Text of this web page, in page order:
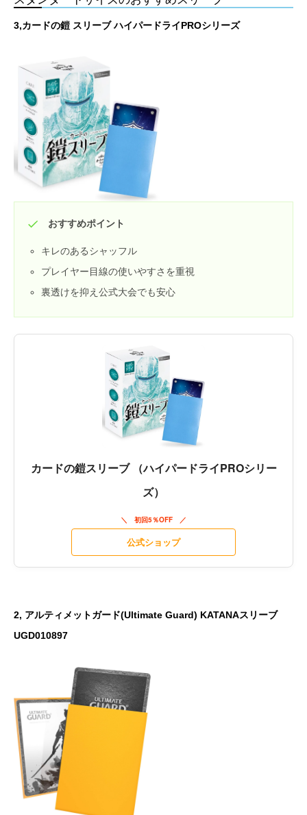
3,カードの鎧 スリーブ ハイパードライPROシリーズ
おすすめポイント
キレのあるシャッフル
プレイヤー目線の使いやすさを重視
裏透けを抑え公式大会でも安心
カードの鎧スリーブ （ハイパードライPROシリー
ズ）
初回5％OFF
公式ショップ
2, アルティメットガード(Ultimate Guard) KATANAスリーブ
UGD010897